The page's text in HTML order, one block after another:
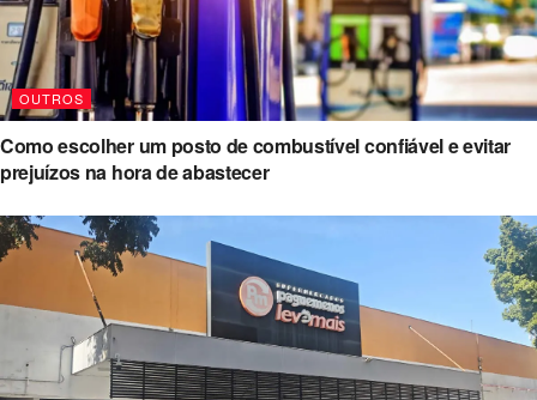
OUTROS
Como escolher um posto de combustível confiável e evitar
prejuízos na hora de abastecer